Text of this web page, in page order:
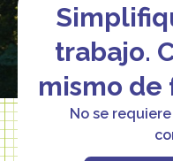
trabajo.
mismo de
No se